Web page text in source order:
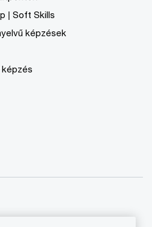
| Soft Skills
képzések